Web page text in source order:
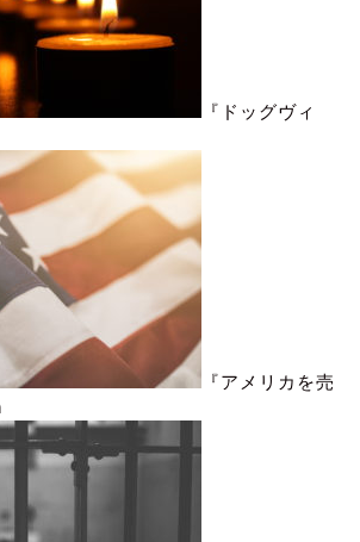
『ドッグヴィ
『アメリカを売